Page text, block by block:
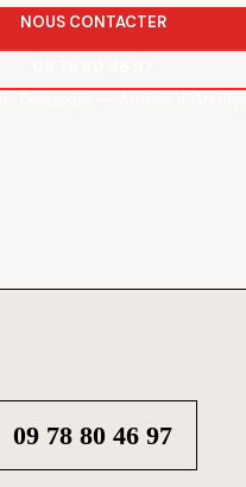
NOUS CONTACTER
09 78 80 46 97